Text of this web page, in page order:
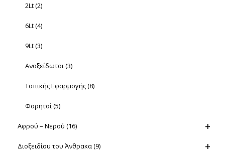
2Lt(2)
6Lt(4)
9Lt(3)
Ανοξείδωτοι(3)
Τοπικής Εφαρμογής(8)
Φορητοί(5)
Αφρού – Νερού (16)
Διοξειδίου του Άνθρακα(9)